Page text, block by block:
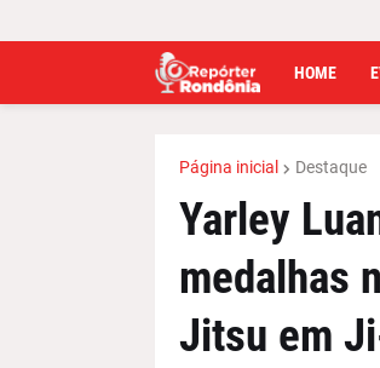
HOME
Página inicial Destaque
Yarley
medalhas
Jitsu em